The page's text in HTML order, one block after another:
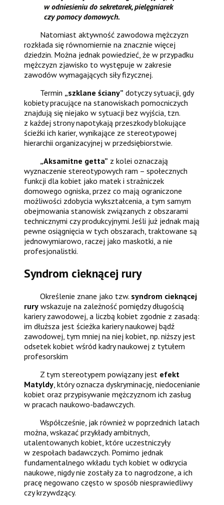
w odniesieniu do sekretarek, pielęgniarek
czy pomocy domowych.
Natomiast aktywność zawodowa mężczyzn
rozkłada się równomiernie na znacznie więcej
dziedzin. Można jednak powiedzieć, że w przypadku
mężczyzn zjawisko to występuje w zakresie
zawodów wymagających siły fizycznej.
Termin „szklane ściany” dotyczy sytuacji, gdy
kobiety pracujące na stanowiskach pomocniczych
znajdują się niejako w sytuacji bez wyjścia, tzn.
z każdej strony napotykają przeszkody blokujące
ścieżki ich karier, wynikające ze stereotypowej
hierarchii organizacyjnej w przedsiębiorstwie.
„Aksamitne getta” z kolei oznaczają
wyznaczenie stereotypowych ram – społecznych
funkcji dla kobiet jako matek i strażniczek
domowego ogniska, przez co mają ograniczone
możliwości zdobycia wykształcenia, a tym samym
obejmowania stanowisk związanych z obszarami
technicznymi czy produkcyjnymi. Jeśli już jednak mają
pewne osiągnięcia w tych obszarach, traktowane są
jednowymiarowo, raczej jako maskotki, a nie
profesjonalistki.
Syndrom cieknącej rury
Określenie znane jako tzw. syndrom cieknącej
rury wskazuje na zależność pomiędzy długością
kariery zawodowej, a liczbą kobiet zgodnie z zasadą:
im dłuższa jest ścieżka kariery naukowej bądź
zawodowej, tym mniej na niej kobiet, np. niższy jest
odsetek kobiet wśród kadry naukowej z tytułem
profesorskim
Z tym stereotypem powiązany jest efekt
Matyldy, który oznacza dyskryminację, niedocenianie
kobiet oraz przypisywanie mężczyznom ich zasług
w pracach naukowo-badawczych.
Współcześnie, jak również w poprzednich latach
można, wskazać przykłady ambitnych,
utalentowanych kobiet, które uczestniczyły
w zespołach badawczych. Pomimo jednak
fundamentalnego wkładu tych kobiet w odkrycia
naukowe, nigdy nie zostały za to nagrodzone, a ich
pracę negowano często w sposób niesprawiedliwy
czy krzywdzący.